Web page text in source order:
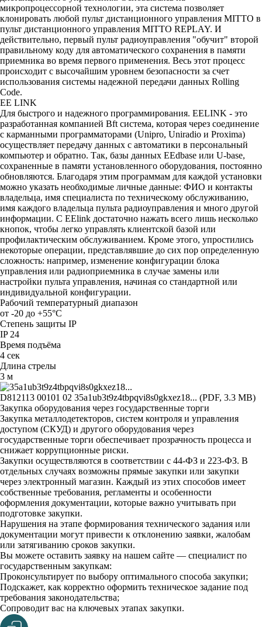
микропроцессорной технологии, эта система позволяет
клонировать любой пульт дистанционного управления MITTO в
пульт дистанционного управления MITTO REPLAY. И
действительно, первый пульт радиоуправления "обучит" второй
правильному коду для автоматического сохранения в памяти
приемника во время первого применения. Весь этот процесс
происходит с высочайшим уровнем безопасности за счет
использования системы надежной передачи данных Rolling
Code.
EE LINK
Для быстрого и надежного программирования. EELINK - это
разработанная компанией Bft система, которая через соединение
с карманными программаторами (Unipro, Uniradio и Proxima)
осуществляет передачу данных с автоматики в персональный
компьютер и обратно. Так, базы данных EEdbase или U-base,
сохраненные в памяти установленного оборудования, постоянно
обновляются. Благодаря этим программам для каждой установки
можно указать необходимые личные данные: ФИО и контакты
владельца, имя специалиста по техническому обслуживанию,
имя каждого владельца пульта радиоуправления и много другой
информации. С EElink достаточно нажать всего лишь несколько
кнопок, чтобы легко управлять клиентской базой или
профилактическим обслуживанием. Кроме этого, упростились
некоторые операции, представлявшие до сих пор определенную
сложность: например, изменение конфигурации блока
управления или радиоприемника в случае замены или
настройки пульта управления, начиная со стандартной или
индивидуальной конфигурации.
Рабочий температурный диапазон
от -20 до +55°С
Степень защиты IP
IP 24
Время подъёма
4 сек
Длина стрелы
3 м
D812113 00101 02 35a1ub3t9z4tbpqvi8s0gkxez18... (PDF, 3.3 MB)
Закупка оборудования через государственные торги
Закупка металлодетекторов, систем контроля и управления
доступом (СКУД) и другого оборудования через
государственные торги обеспечивает прозрачность процесса и
снижает коррупционные риски.
Закупки осуществляются в соответствии с 44-ФЗ и 223-ФЗ. В
отдельных случаях возможны прямые закупки или закупки
через электронный магазин. Каждый из этих способов имеет
собственные требования, регламенты и особенности
оформления документации, которые важно учитывать при
подготовке закупки.
Нарушения на этапе формирования технического задания или
документации могут привести к отклонению заявки, жалобам
или затягиванию сроков закупки.
Вы можете оставить заявку на нашем сайте — специалист по
государственным закупкам:
Проконсультирует по выбору оптимального способа закупки;
Подскажет, как корректно оформить техническое задание под
требования законодательства;
Сопроводит вас на ключевых этапах закупки.